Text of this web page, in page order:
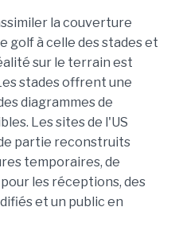
la couverture
golf à celle des stades et
sur le terrain est
stades offrent une
diagrammes de
Les sites de l'US
partie reconstruits
temporaires, de
les réceptions, des
et un public en